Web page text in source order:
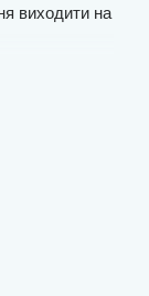
виходити на